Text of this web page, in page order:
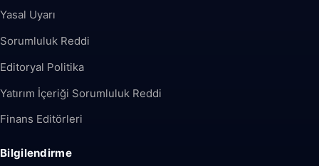
Yasal Uyarı
Sorumluluk Reddi
Editoryal Politika
Yatırım İçeriği Sorumluluk Reddi
Finans Editörleri
Bilgilendirme